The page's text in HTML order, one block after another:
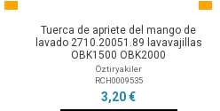
Tuerca de apriete del mango de
lavado 2710.20051.89 lavavajillas
OBK1500 OBK2000
Öztiryakiler
RCH0009535
3,20 €